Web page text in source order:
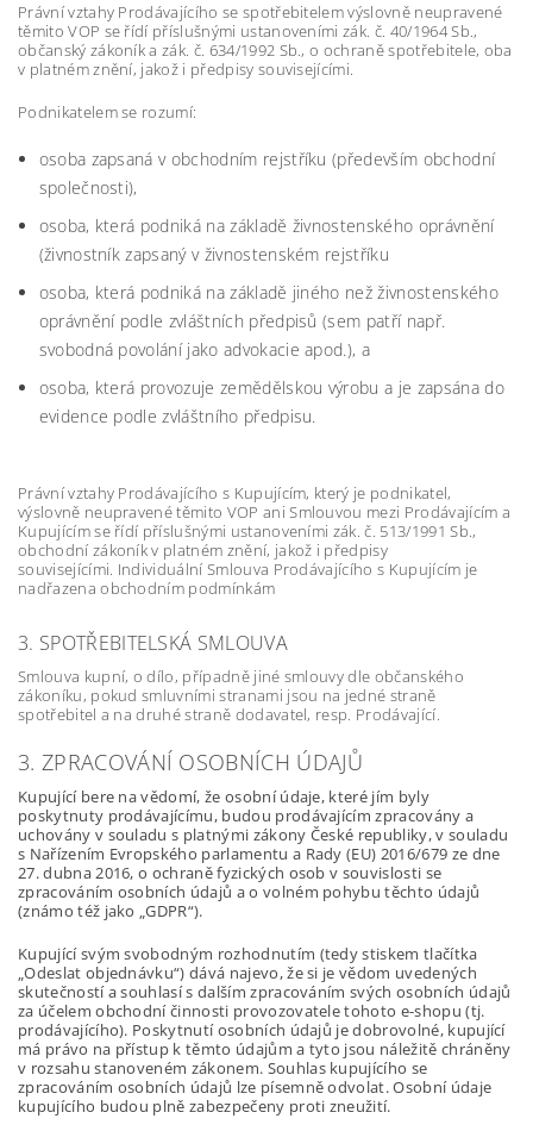
Právní vztahy Prodávajícího se spotřebitelem výslovně neupravené
těmito VOP se řídí příslušnými ustanoveními zák. č. 40/1964 Sb.,
občanský zákoník a zák. č. 634/1992 Sb., o ochraně spotřebitele, oba
v platném znění, jakož i předpisy souvisejícími.
Podnikatelem se rozumí:
osoba zapsaná v obchodním rejstříku (především obchodní
společnosti),
osoba, která podniká na základě živnostenského oprávnění
(živnostník zapsaný v živnostenském rejstříku
osoba, která podniká na základě jiného než živnostenského
oprávnění podle zvláštních předpisů (sem patří např.
svobodná povolání jako advokacie apod.), a
osoba, která provozuje zemědělskou výrobu a je zapsána do
evidence podle zvláštního předpisu.
Právní vztahy Prodávajícího s Kupujícím, který je podnikatel,
výslovně neupravené těmito VOP ani Smlouvou mezi Prodávajícím a
Kupujícím se řídí příslušnými ustanoveními zák. č. 513/1991 Sb.,
obchodní zákoník v platném znění, jakož i předpisy
souvisejícími. Individuální Smlouva Prodávajícího s Kupujícím je
nadřazena obchodním podmínkám
3. SPOTŘEBITELSKÁ SMLOUVA
Smlouva kupní, o dílo, případně jiné smlouvy dle občanského
zákoníku, pokud smluvními stranami jsou na jedné straně
spotřebitel a na druhé straně dodavatel, resp. Prodávající.
3. ZPRACOVÁNÍ OSOBNÍCH ÚDAJŮ
Kupující bere na vědomí, že osobní údaje, které jím byly
poskytnuty prodávajícímu, budou prodávajícím zpracovány a
uchovány v souladu s platnými zákony České republiky, v souladu
s Nařízením Evropského parlamentu a Rady (EU) 2016/679 ze dne
27. dubna 2016, o ochraně fyzických osob v souvislosti se
zpracováním osobních údajů a o volném pohybu těchto údajů
(známo též jako „GDPR“).
Kupující svým svobodným rozhodnutím (tedy stiskem tlačítka
„Odeslat objednávku“) dává najevo, že si je vědom uvedených
skutečností a souhlasí s dalším zpracováním svých osobních údajů
za účelem obchodní činnosti provozovatele tohoto e-shopu (tj.
prodávajícího). Poskytnutí osobních údajů je dobrovolné, kupující
má právo na přístup k těmto údajům a tyto jsou náležitě chráněny
v rozsahu stanoveném zákonem. Souhlas kupujícího se
zpracováním osobních údajů lze písemně odvolat. Osobní údaje
kupujícího budou plně zabezpečeny proti zneužití.